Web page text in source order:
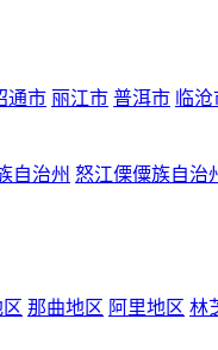
通市 丽江市 普洱市 临
自治州 怒江傈僳族自治
那曲地区 阿里地区 林